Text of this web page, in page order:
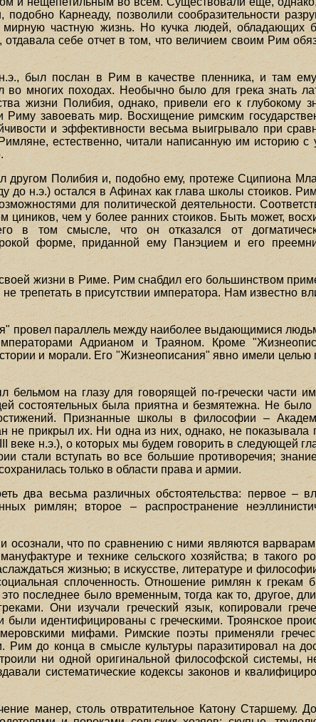
Карнеаду, позволили сообразительности
частную жизнь. Но кучка людей, обладающих
себе отчет в том, что величием своим Рим
был послан в Рим в качестве пленника, и там ему
многих походах. Необычно было для грека знать
жизни Полибия, однако, привели его к глубокому
завоевать мир. Восхищение римским
и эффективности весьма выигрывало при
естественно, читали написанную им историю с
Полибия и, подобно ему, протеже Сципиона
до н.э.) остался в Афинах как глава школы стоиков.
для политической деятельности.
чем у более ранних стоиков. Быть может,
в том смысле, что он отказался от
форме, приданной ему Панэцием и его
жизни в Риме. Рим снабдил его большинством
трепетать в присутствии императора. Нам известно
провел параллель между наиболее выдающимися
Адрианом и Траяном. Кроме
и морали. Его "Жизнеописания" явно имели целью
бельмом на глазу для говорящей по-гречески части
состоятельных была приятна и безмятежна. Не было
Признанные школы в философии –
не прикрыл их. Ни одна из них, однако, не показывала
веке н.э.), о которых мы будем говорить в следующей
стали вступать во все большие противоречия; знание
только в области права и армии.
два весьма различных обстоятельства: первое –
римлян; второе – распространение
осознали, что по сравнению с ними являются
и технике сельского хозяйства; в такого
жизнью; в искусстве, литературе и
сплоченность. Отношение римлян к грекам
последнее было временным, тогда как то, другое,
Они изучали греческий язык, копировали
были идентифицированы с греческими. Троянское
мифами. Римские поэты применяли
до конца в смысле культуры паразитировал на
ни одной оригинальной философской системы,
систематические кодексы законов и
манер, столь отвратительное Катону Старшему.